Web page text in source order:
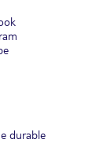
durable